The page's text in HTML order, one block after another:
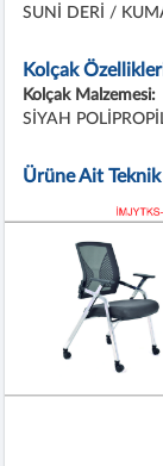
SUNİ DERİ /
Kolçak
Kolçak Malzemesi:
SİYAH
Ürüne Ait